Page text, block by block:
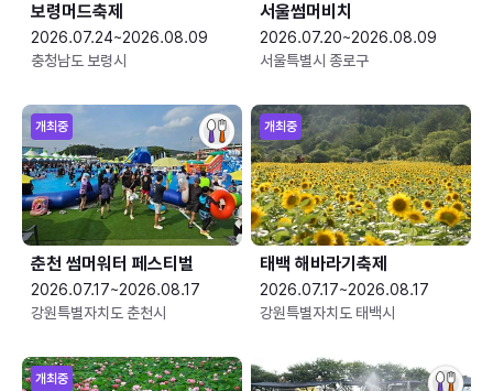
보령머드축제
2026.07.24~2026.08.09
충청남도 보령시
서울썸머비치
2026.07.20~2026.08.09
서울특별시 종로구
개최중
춘천 썸머워터 페스티벌
2026.07.17~2026.08.17
강원특별자치도 춘천시
개최중
태백 해바라기축제
2026.07.17~2026.08.17
강원특별자치도 태백시
개최중